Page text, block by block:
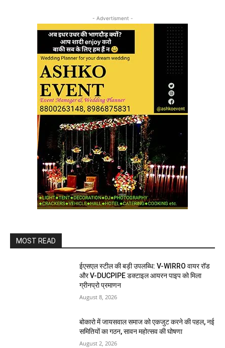
- Advertisment -
MOST READ
ईएसएल स्टील की बड़ी उपलब्धि: V-WIRRO वायर रॉड
और V-DUCPIPE डक्टाइल आयरन पाइप को मिला
ग्रीनप्रो प्रमाणन
August 8, 2026
बोकारो में जायसवाल समाज को एकजुट करने की पहल, नई
समितियों का गठन, सावन महोत्सव की घोषणा
August 2, 2026